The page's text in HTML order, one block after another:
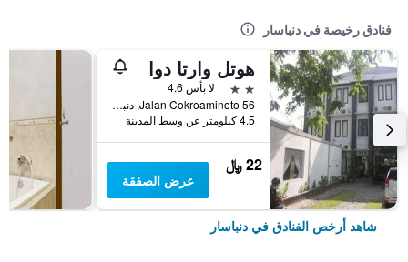
فنادق رخيصة في دنباسار
هوتل وارتا دوا
2 نجمتين
لا بأس 4.6
56 Jalan Cokroaminoto, دنباسار, إندونيسيا
4.5 كيلومتر عن وسط المدينة
22 ﷼
عرض الصفقة
شاهد أرخص الفنادق في دنباسار